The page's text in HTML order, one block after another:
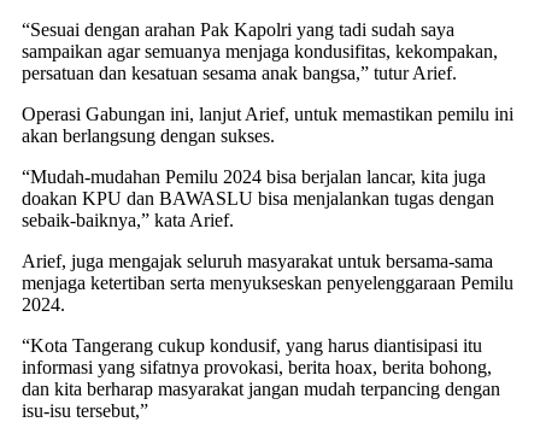
“Sesuai dengan arahan Pak Kapolri yang tadi sudah saya
sampaikan agar semuanya menjaga kondusifitas, kekompakan,
persatuan dan kesatuan sesama anak bangsa,” tutur Arief.
Operasi Gabungan ini, lanjut Arief, untuk memastikan pemilu ini
akan berlangsung dengan sukses.
“Mudah-mudahan Pemilu 2024 bisa berjalan lancar, kita juga
doakan KPU dan BAWASLU bisa menjalankan tugas dengan
sebaik-baiknya,” kata Arief.
Arief, juga mengajak seluruh masyarakat untuk bersama-sama
menjaga ketertiban serta menyukseskan penyelenggaraan Pemilu
2024.
“Kota Tangerang cukup kondusif, yang harus diantisipasi itu
informasi yang sifatnya provokasi, berita hoax, berita bohong,
dan kita berharap masyarakat jangan mudah terpancing dengan
isu-isu tersebut,”